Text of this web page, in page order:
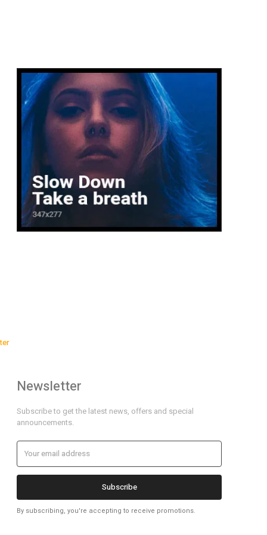
Newsletter
Subscribe to get the latest news, offers and special
announcements.
Subscribe
By subscribing, you're accepting to receive promotions.